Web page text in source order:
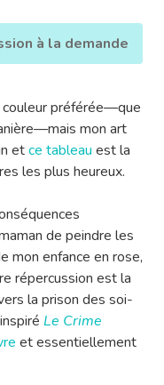
à la demande
couleur préférée—que
mon art
etce tableau est la
les plus heureux.
de peindre les
mon enfance en rose,
répercussion est la
la prison des soi-
Le Crime
et essentiellement